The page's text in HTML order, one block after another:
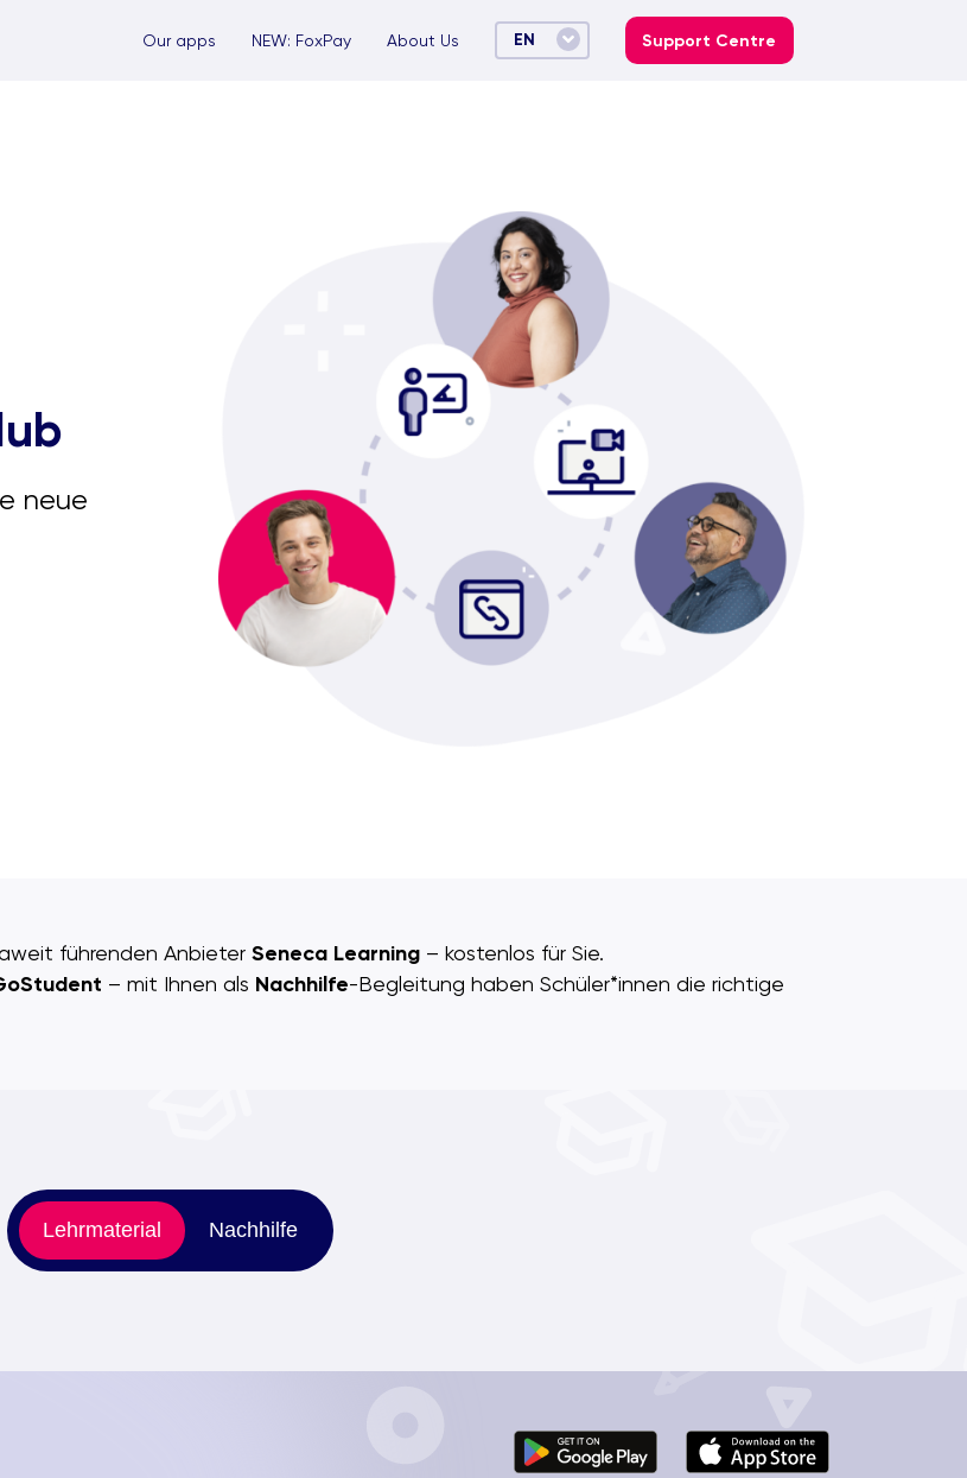
Our apps NEW: FoxPay About Us EN Support Centre
neue
führenden AnbieterSeneca Learning – kostenlos für Sie.
– mit Ihnen als Nachhilfe-Begleitung haben Schüler*innen die richtige
Lehrmaterial Nachhilfe